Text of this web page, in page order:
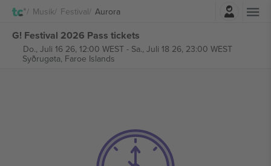
Musik Festival Aurora
G! Festival 2026 Pass tickets
Do., Juli 16 26, 12:00 WEST- Sa., Juli 18 26, 23:00 WEST
Syðrugøta, Faroe Islands